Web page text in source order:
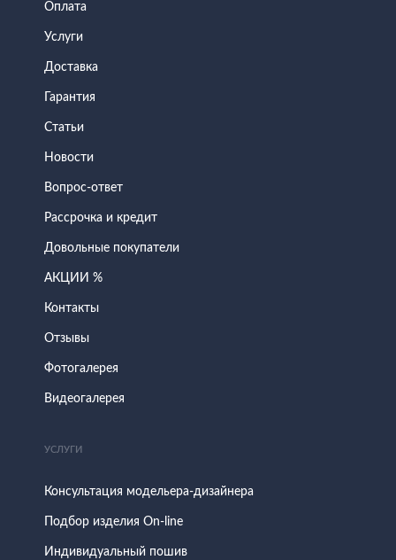
Оплата
Услуги
Доставка
Гарантия
Статьи
Новости
Вопрос-ответ
Рассрочка и кредит
Довольные покупатели
АКЦИИ %
Контакты
Отзывы
Фотогалерея
Видеогалерея
УСЛУГИ
Консультация модельера-дизайнера
Подбор изделия On-line
Индивидуальный пошив